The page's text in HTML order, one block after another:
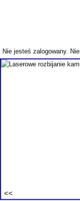
Nie jesteś zalogowany.